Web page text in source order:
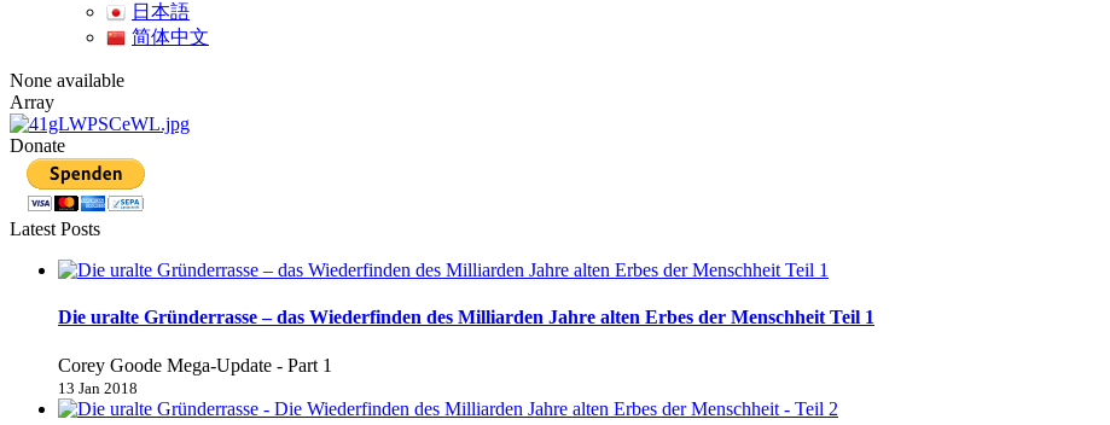
日本語
简体中文
None available
Array
Donate
Latest Posts
Die uralte Gründerrasse – das Wiederfinden des Milliarden Jahre alten Erbes der Menschheit Teil 1
Corey Goode Mega-Update - Part 1
13 Jan 2018